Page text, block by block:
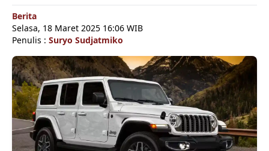
Berita
Selasa, 18 Maret 2025 16:06 WIB
Penulis : Suryo Sudjatmiko